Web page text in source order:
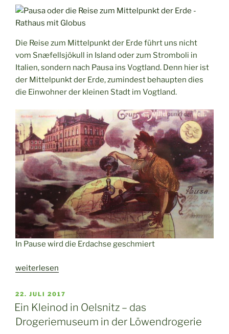
in
Hof“
Die Reise zum Mittelpunkt der Erde führt uns nicht
vom Snæfellsjökull in Island oder zum Stromboli in
Italien, sondern nach Pausa ins Vogtland. Denn hier ist
der Mittelpunkt der Erde, zumindest behaupten dies
die Einwohner der kleinen Stadt im Vogtland.
In Pause wird die Erdachse geschmiert
„Pausa
die
Reise
zum
Mittelpunkt
weiterlesen
VERÖFFENTLICHT
AM
22. JULI 2017
Ein Kleinod in Oelsnitz – das
Drogeriemuseum in der Löwendrogerie